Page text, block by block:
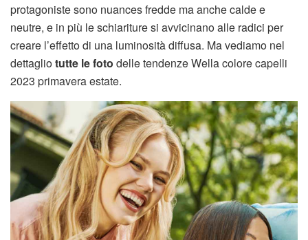
protagoniste sono nuances fredde ma anche calde e
neutre, e in più le schiariture si avvicinano alle radici per
creare l’effetto di una luminosità diffusa. Ma vediamo nel
dettagliotutte le foto delle tendenze Wella colore capelli
2023 primavera estate.